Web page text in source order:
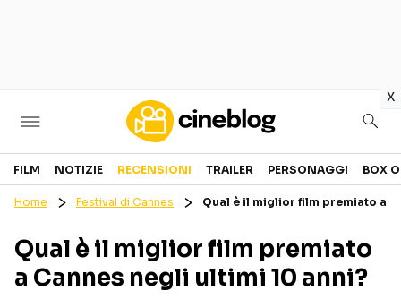
x
Cinema
GENERI
PERSONAGGI
CANALI STREAMING
FILM NOTIZIE RECENSIONI TRAILER PERSONAGGI BOX
Home Festival di Cannes Qual è il miglior film premiato a
Qual è il miglior film premiato
a Cannes negli ultimi 10 anni?